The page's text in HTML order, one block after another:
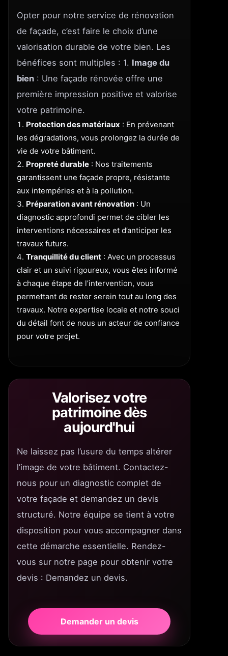
Opter pour notre service de rénovation
de façade, c’est faire le choix d’une
valorisation durable de votre bien. Les
bénéfices sont multiples : 1. Image du
bien : Une façade rénovée offre une
première impression positive et valorise
votre patrimoine.
Protection des matériaux : En prévenant
les dégradations, vous prolongez la durée de
vie de votre bâtiment.
Propreté durable : Nos traitements
garantissent une façade propre, résistante
aux intempéries et à la pollution.
Préparation avant rénovation : Un
diagnostic approfondi permet de cibler les
interventions nécessaires et d’anticiper les
travaux futurs.
Tranquillité du client : Avec un processus
clair et un suivi rigoureux, vous êtes informé
à chaque étape de l’intervention, vous
permettant de rester serein tout au long des
travaux. Notre expertise locale et notre souci
du détail font de nous un acteur de confiance
pour votre projet.
Valorisez votre
patrimoine dès
aujourd'hui
Ne laissez pas l’usure du temps altérer
l’image de votre bâtiment. Contactez-
nous pour un diagnostic complet de
votre façade et demandez un devis
structuré. Notre équipe se tient à votre
disposition pour vous accompagner dans
cette démarche essentielle. Rendez-
vous sur notre page pour obtenir votre
devis : Demandez un devis.
Demander un devis